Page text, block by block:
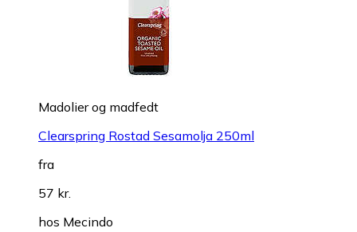
Madolier og madfedt
Clearspring Rostad Sesamolja 250ml
fra
57 kr.
hos Mecindo